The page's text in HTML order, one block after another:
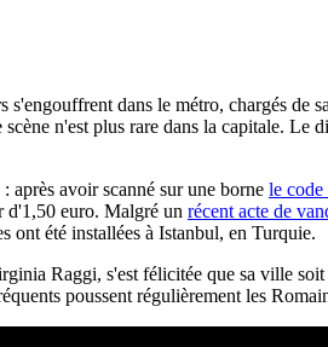
s'engouffrent dans le métro, chargés de
scène n'est plus rare dans la capitale.
après avoir scanné sur une borne le
d'1,50 euro. Malgré un récent acte de
ont été installées à Istanbul, en Turquie.
Raggi, s'est félicitée que sa ville
poussent régulièrement les